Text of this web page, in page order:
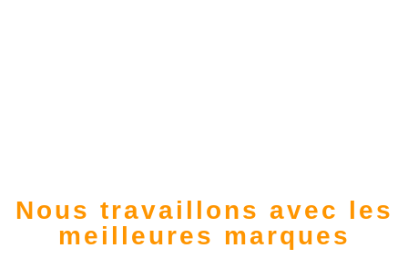
Nous travaillons avec les
meilleures marques